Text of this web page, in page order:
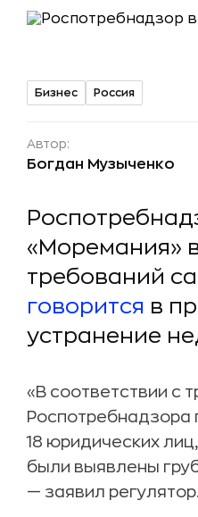
Бизнес Россия
Автор:
Богдан Музыченко
«Моремания»
требований
говорится в
устранение
«В соответствии с
Роспотребнадзора
18 юридических
были выявлены
— заявил регулятор.